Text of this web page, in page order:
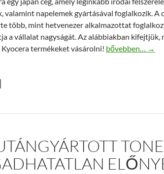
valamint napelemek gyártásával foglalkozik. A
több, mint hetvenezer alkalmazottat
a vállalat nagyságát. Az alábbiakban kifejtjük,
Kyocera termékeket vásárolni! Kyocera
bővebben… →